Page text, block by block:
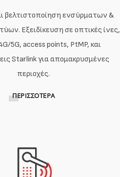
βελτιστοποίηση ενσύρματων &
Εξειδίκευση σε οπτικές ίνες,
5G, access points, PtMP, και
Starlink για απομακρυσμένες
περιοχές.
ΠΕΡΙΣΣΌΤΕΡΑ